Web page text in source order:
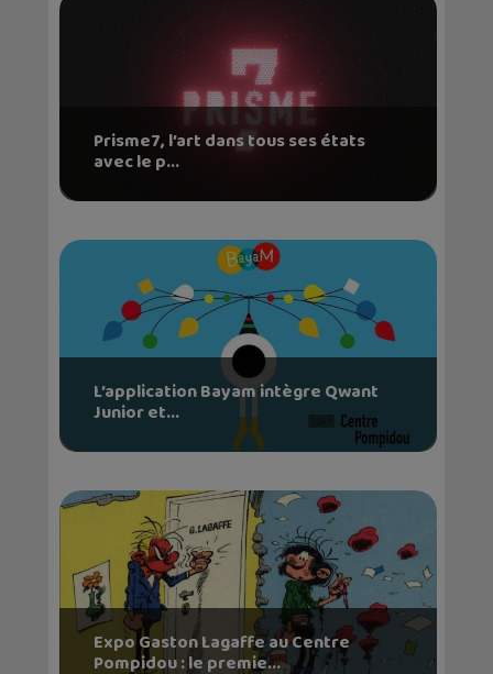
Prisme7, l’art dans tous ses états
avec le p...
L’application Bayam intègre Qwant
Junior et...
Expo Gaston Lagaffe au Centre
Pompidou : le premie...